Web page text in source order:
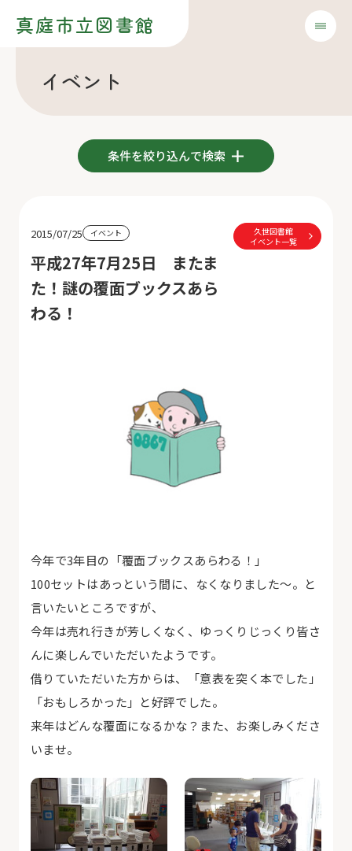
真庭市立図書館
イベント
条件を絞り込んで検索
2015/07/25 イベント
平成27年7月25日 またま
た！謎の覆面ブックスあら
わる！
久世図書館
イベント一覧
今年で3年目の「覆面ブックスあらわる！」
100セットはあっという間に、なくなりました～。と
言いたいところですが、
今年は売れ行きが芳しくなく、ゆっくりじっくり皆さ
んに楽しんでいただいたようです。
借りていただいた方からは、「意表を突く本でした」
「おもしろかった」と好評でした。
来年はどんな覆面になるかな？また、お楽しみくださ
いませ。